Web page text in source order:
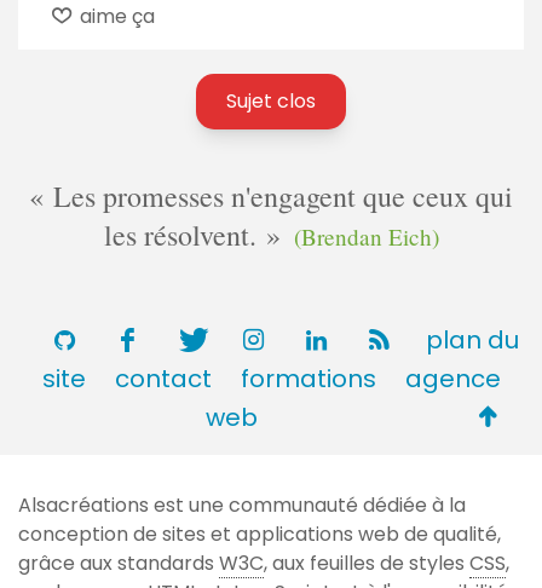
aime ça
Sujet clos
Les promesses n'engagent que ceux qui
les résolvent.
(Brendan Eich)
plan du
site
contact formations
agence
web
de
page
Alsacréations est une communauté dédiée à la
conception de sites et applications web de qualité,
grâce aux standards W3C, aux feuilles de styles CSS,